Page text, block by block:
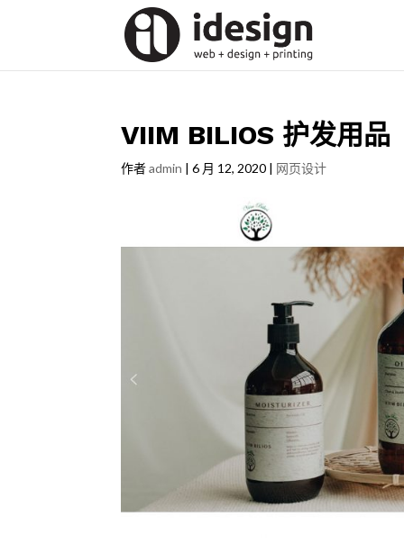
VIIM BILIOS 护发用品
作者admin |6 月 12, 2020 | 网页设计